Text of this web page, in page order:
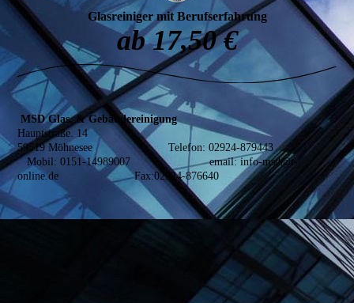
Glasreiniger mit Berufserfahrung
ab 17,50 €
MSD Glas. & Gebäudereinigung
Hauptstraße. 14
59519 Möhnesee Telefon: 02924-879443
Mobil: 0151-14989007 email: info-msd@t-
online.de Fax:02924-876640